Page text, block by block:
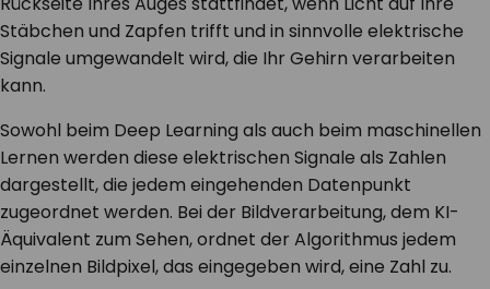
Stäbchen und Zapfen trifft und in sinnvolle elektrische
Signale umgewandelt wird, die Ihr Gehirn verarbeiten
kann.
Sowohl beim Deep Learning als auch beim maschinellen
Lernen werden diese elektrischen Signale als Zahlen
dargestellt, die jedem eingehenden Datenpunkt
zugeordnet werden. Bei der Bildverarbeitung, dem KI-
Äquivalent zum Sehen, ordnet der Algorithmus jedem
einzelnen Bildpixel, das eingegeben wird, eine Zahl zu.